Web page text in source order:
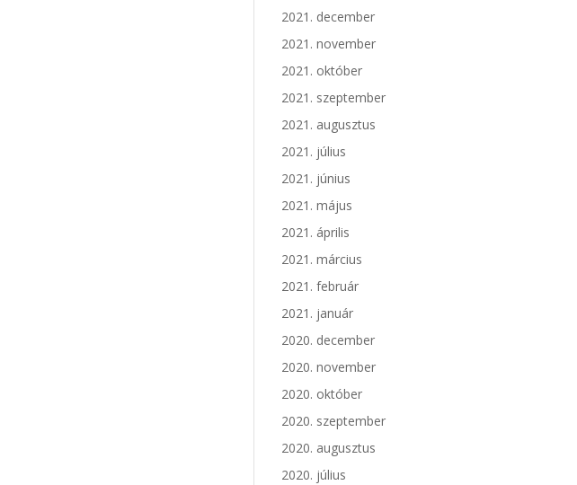
2021. december
2021. november
2021. október
2021. szeptember
2021. augusztus
2021. július
2021. június
2021. május
2021. április
2021. március
2021. február
2021. január
2020. december
2020. november
2020. október
2020. szeptember
2020. augusztus
2020. július